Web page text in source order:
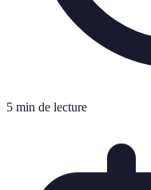
5 min de lecture